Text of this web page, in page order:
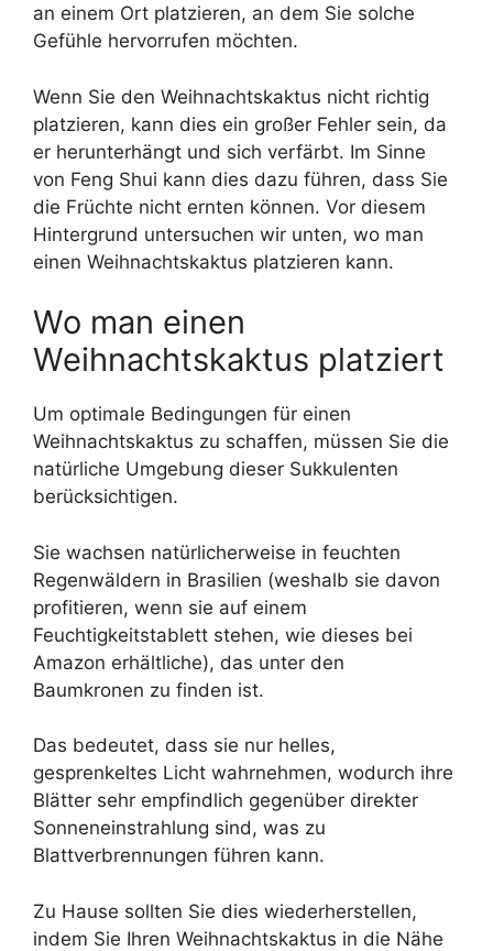
an einem Ort platzieren, an dem Sie solche
Gefühle hervorrufen möchten.
Wenn Sie den Weihnachtskaktus nicht richtig
platzieren, kann dies ein großer Fehler sein, da
er herunterhängt und sich verfärbt. Im Sinne
von Feng Shui kann dies dazu führen, dass Sie
die Früchte nicht ernten können. Vor diesem
Hintergrund untersuchen wir unten, wo man
einen Weihnachtskaktus platzieren kann.
Wo man einen
Weihnachtskaktus platziert
Um optimale Bedingungen für einen
Weihnachtskaktus zu schaffen, müssen Sie die
natürliche Umgebung dieser Sukkulenten
berücksichtigen.
Sie wachsen natürlicherweise in feuchten
Regenwäldern in Brasilien (weshalb sie davon
profitieren, wenn sie auf einem
Feuchtigkeitstablett stehen, wie dieses bei
Amazon erhältliche), das unter den
Baumkronen zu finden ist.
Das bedeutet, dass sie nur helles,
gesprenkeltes Licht wahrnehmen, wodurch ihre
Blätter sehr empfindlich gegenüber direkter
Sonneneinstrahlung sind, was zu
Blattverbrennungen führen kann.
Zu Hause sollten Sie dies wiederherstellen,
indem Sie Ihren Weihnachtskaktus in die Nähe